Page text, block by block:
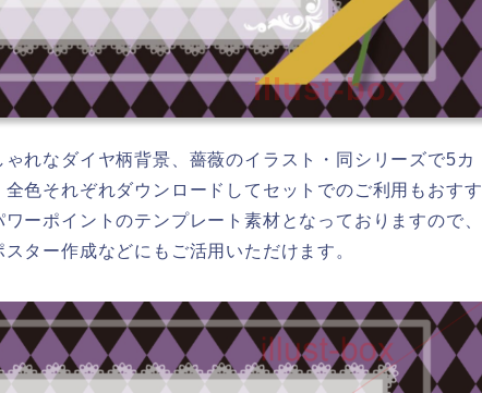
illust-box
れなダイヤ柄背景、薔薇のイラスト・同シリーズで5カ
色それぞれダウンロードしてセットでのご利用もおすす
ーポイントのテンプレート素材となっておりますので、
ター作成などにもご活用いただけます。